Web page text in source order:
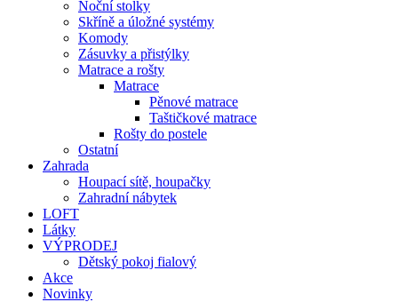
Noční stolky
Skříně a úložné systémy
Komody
Zásuvky a přistýlky
Matrace a rošty
Matrace
Pěnové matrace
Taštičkové matrace
Rošty do postele
Ostatní
Zahrada
Houpací sítě, houpačky
Zahradní nábytek
LOFT
Látky
VÝPRODEJ
Dětský pokoj fialový
Akce
Novinky